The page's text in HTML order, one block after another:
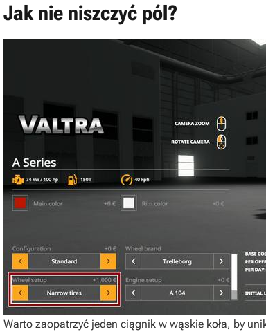
Jak nie niszczyć pól?
Warto zaopatrzyć jeden ciągnik w wąskie koła, by